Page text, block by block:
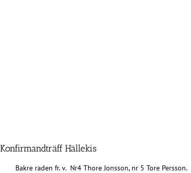
Konfirmandträff Hällekis
Bakre raden fr. v. Nr4 Thore Jonsson, nr 5 Tore Persson.